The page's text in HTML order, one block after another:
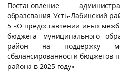
Постановление
образования Усть-Лабинский
5 «О предоставлении иных
бюджета муниципального
район на поддержку
сбалансированности бюджетов
района в 2025 году»